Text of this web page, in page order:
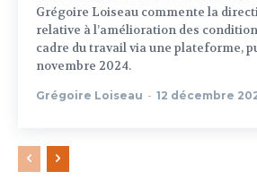
Grégoire Loiseau commente la
relative à l’amélioration des
cadre du travail via une plateforme,
novembre 2024.
Grégoire Loiseau - 12 décembre